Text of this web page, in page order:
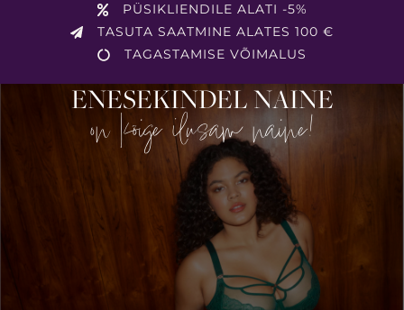
PÜSIKLIENDILE ALATI -5%
TASUTA SAATMINE ALATES 100 €
TAGASTAMISE VÕIMALUS
ENESEKINDEL NAINE
on kõige ilusam naine!